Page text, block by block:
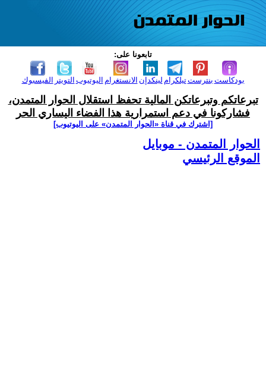
تابعونا على:
الفيسبوك التويتر اليوتيوب الانستغرام لينكدإن تيلكرامبنترست بودكاست
تبرعاتكم وتبرعاتكن المالية تحفظ استقلال الحوار المتمدن،
فشاركونا في دعم استمرارية هذا الفضاء اليساري الحر
[اشترك في قناة ‫«الحوار المتمدن» على اليوتيوب]
الحوار المتمدن - موبايل
الموقع الرئيسي